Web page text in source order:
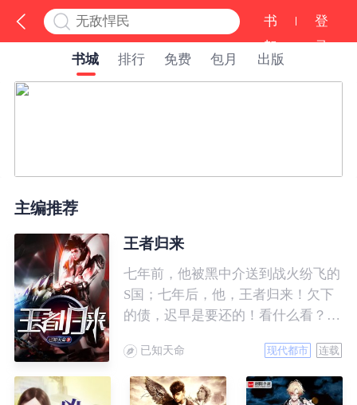
书
架
登
录
书城
排行 免费 包月 出版
主编推荐
王者归来
七年前，他被黑中介送到战火纷飞的
S国；七年后，他，王者归来！欠下
的债，迟早是要还的！看什么看？说
已知天命 现代都市 连载